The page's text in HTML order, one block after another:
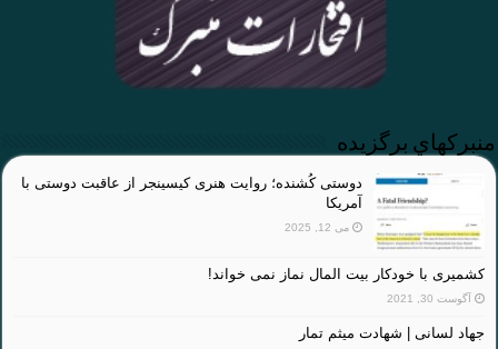
منبركهاي برگزيده
دوستی کُشنده؛ روایت هنری کیسینجر از عاقبت دوستی با
آمریکا
می 12, 2025
کشمیری با خودکار بیت المال نماز نمی خواند!
آگوست 30, 2021
جهاد لسانی | شهادت میثم تمار